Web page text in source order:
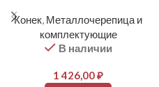
Конек, Металлочерепица и
комплектующие
В наличии
1 426,00₽